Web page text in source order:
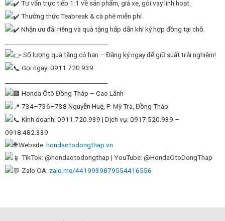
Tư vấn trực tiếp 1:1 về sản phẩm, giá xe, gói vay linh hoạt.
Thưởng thức Teabreak & cà phê miễn phí.
Nhận ưu đãi riêng và quà tặng hấp dẫn khi ký hợp đồng tại chỗ.
Số lượng quà tặng có hạn – Đăng ký ngay để giữ suất trải nghiệm!
Gọi ngay: 0911 720 939
Honda Ôtô Đồng Tháp – Cao Lãnh
734–736–738 Nguyễn Huệ, P. Mỹ Trà, Đồng Tháp
Kinh doanh: 0911.720.939 | Dịch vụ: 0917.520.939 –
0918.482.339
Website: hondaotodongthap.vn
TikTok: @hondaotodongthap | YouTube: @HondaOtoDongThap
Zalo OA: zalo.me/4419939879554416556